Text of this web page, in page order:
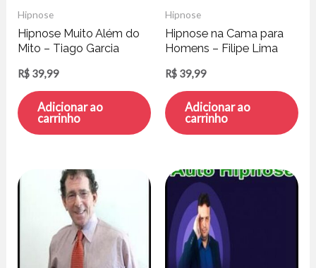
Hipnose
Hipnose Muito Além do
Mito – Tiago Garcia
R$ 39,99
Adicionar ao
carrinho
Hipnose
Hipnose na Cama para
Homens – Filipe Lima
R$ 39,99
Adicionar ao
carrinho